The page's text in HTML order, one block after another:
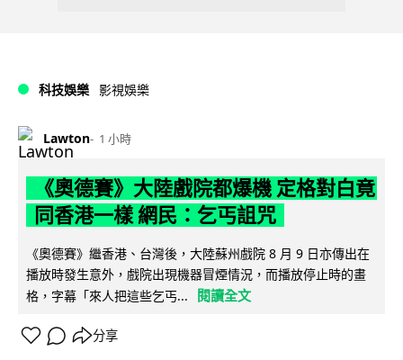
科技娛樂 影視娛樂
Lawton 1 小時
《奧德賽》大陸戲院都爆機 定格對白竟
同香港一樣 網民：乞丐詛咒
《奧德賽》繼香港、台灣後，大陸蘇州戲院 8 月 9 日亦傳出在
播放時發生意外，戲院出現機器冒煙情況，而播放停止時的畫
格，字幕「來人把這些乞丐...
閱讀全文
分享